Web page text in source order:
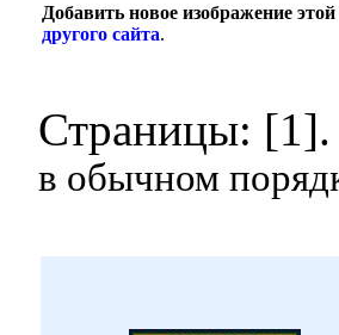
Добавить новое изображение
другого сайта.
Страницы:
в обычном